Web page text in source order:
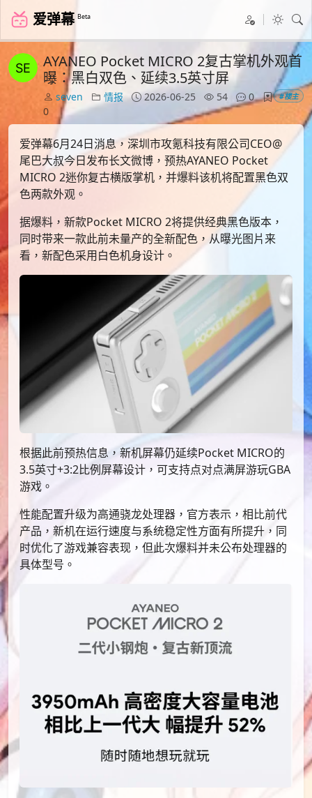
爱弹幕 Beta
AYANEO Pocket MICRO 2复古掌机外观首
曝：黑白双色、延续3.5英寸屏
seven 情报 2026-06-25 54
0
0
#楼主
爱弹幕6月24日消息，深圳市攻氪科技有限公司CEO@
尾巴大叔今日发布长文微博，预热AYANEO Pocket
MICRO 2迷你复古横版掌机，并爆料该机将配置黑色双
色两款外观。
据爆料，新款Pocket MICRO 2将提供经典黑色版本，
同时带来一款此前未量产的全新配色，从曝光图片来
看，新配色采用白色机身设计。
根据此前预热信息，新机屏幕仍延续Pocket MICRO的
3.5英寸+3:2比例屏幕设计，可支持点对点满屏游玩GBA
游戏。
性能配置升级为高通骁龙处理器，官方表示，相比前代
产品，新机在运行速度与系统稳定性方面有所提升，同
时优化了游戏兼容表现，但此次爆料并未公布处理器的
具体型号。